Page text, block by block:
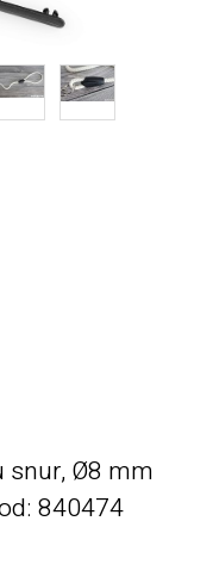
snur, Ø8 mm
840474